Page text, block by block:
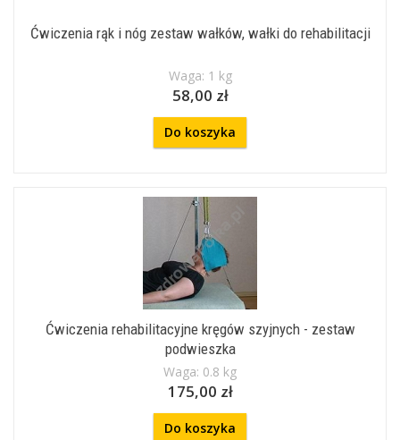
Ćwiczenia rąk i nóg zestaw wałków, wałki do rehabilitacji
Waga: 1 kg
58,00 zł
Do koszyka
Ćwiczenia rehabilitacyjne kręgów szyjnych - zestaw
podwieszka
Waga: 0.8 kg
175,00 zł
Do koszyka